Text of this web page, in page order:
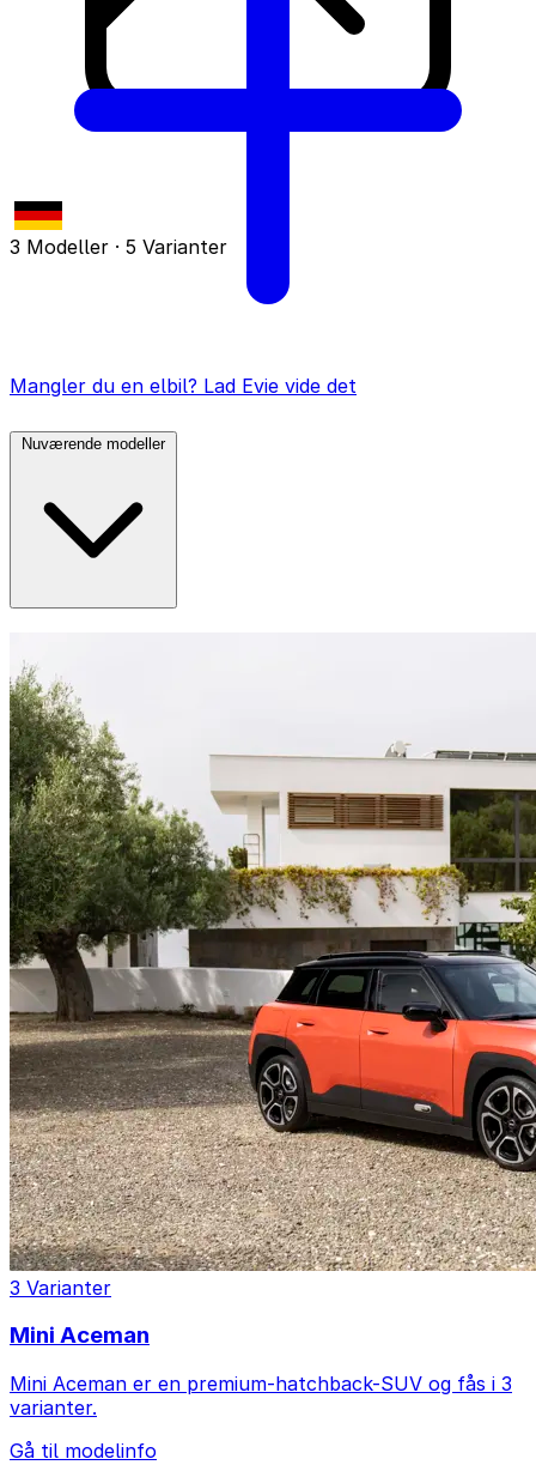
3 Modeller · 5 Varianter
Mangler du en elbil? Lad Evie vide det
Nuværende modeller
3 Varianter
Mini Aceman
Mini Aceman er en premium-hatchback-SUV og fås i 3
varianter.
Gå til modelinfo